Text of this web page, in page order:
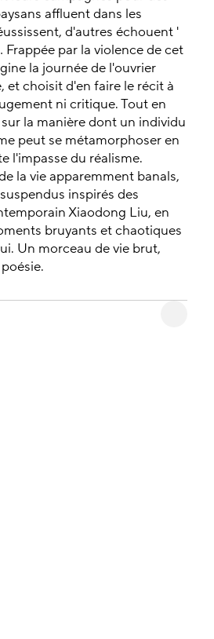
affluent dans les
d'autres échouent '
par la violence de cet
la journée de l'ouvrier
et choisit d'en faire le récit à
ni critique. Tout en
la manière dont un individu
peut se métamorphoser en
l'impasse du réalisme.
la vie apparemment banals,
inspirés des
Xiaodong Liu, en
bruyants et chaotiques
Un morceau de vie brut,